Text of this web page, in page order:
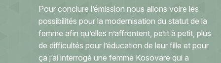
Pour conclure l’émission nous allons voire les
possibilités pour la modernisation du statut de la
femme afin qu’elles n’affrontent, petit à petit, plus
de difficultés pour l’éducation de leur fille et pour
ça j’ai interrogé une femme Kosovare qui a